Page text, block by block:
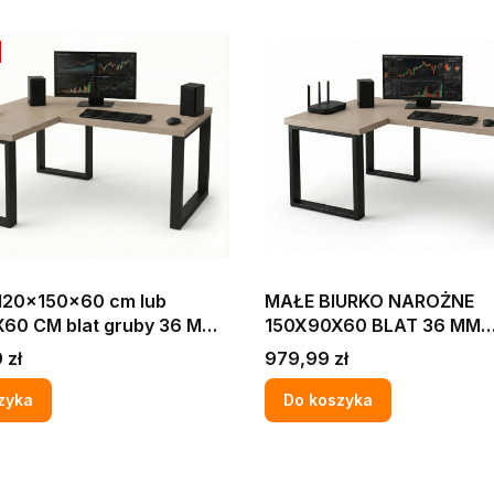
cm lub
CM blat gruby 36 MM
GAMINGOWE
KASZMIR
MAŁE BIURKO NAROŻNE
150X90X60 BLAT 36 MM
KOMPUTEROWE
NAROŻNE KASZMIR
Cena
979,99 zł
Do koszyka